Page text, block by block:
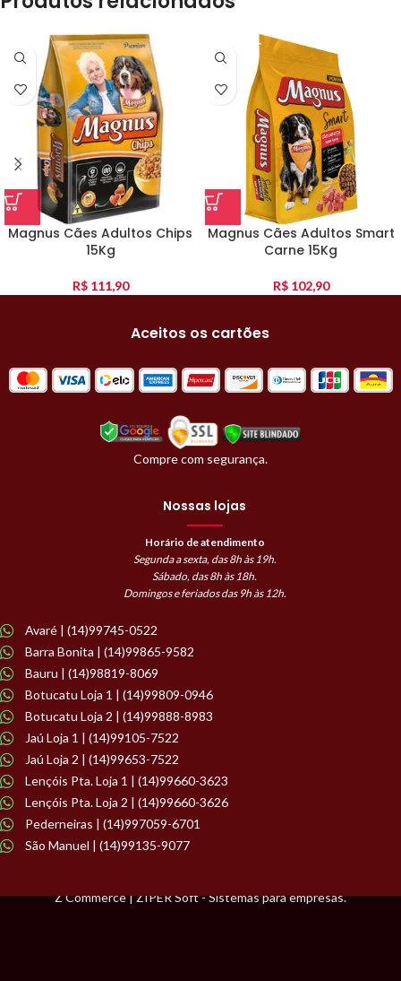
Magnus Cães Adultos Chips
15Kg
R$111,90
Magnus Cães Adultos Smart
Carne 15Kg
R$102,90
Aceitos os cartões
Compre com segurança.
Nossas lojas
Horário de atendimento
Segunda a sexta, das 8h às 19h.
Sábado, das 8h às 18h.
Domingos e feriados das 9h às 12h.
Avaré | (14)99745-0522
Barra Bonita | (14)99865-9582
Bauru | (14)98819-8069
Botucatu Loja 1 | (14)99809-0946
Botucatu Loja 2 | (14)99888-8983
Jaú Loja 1 | (14)99105-7522
Jaú Loja 2 | (14)99653-7522
Lençóis Pta. Loja 1 | (14)99660-3623
Lençóis Pta. Loja 2 | (14)99660-3626
Pederneiras | (14)997059-6701
São Manuel | (14)99135-9077
Z Commerce | ZIPER Soft - Sistemas para empresas.